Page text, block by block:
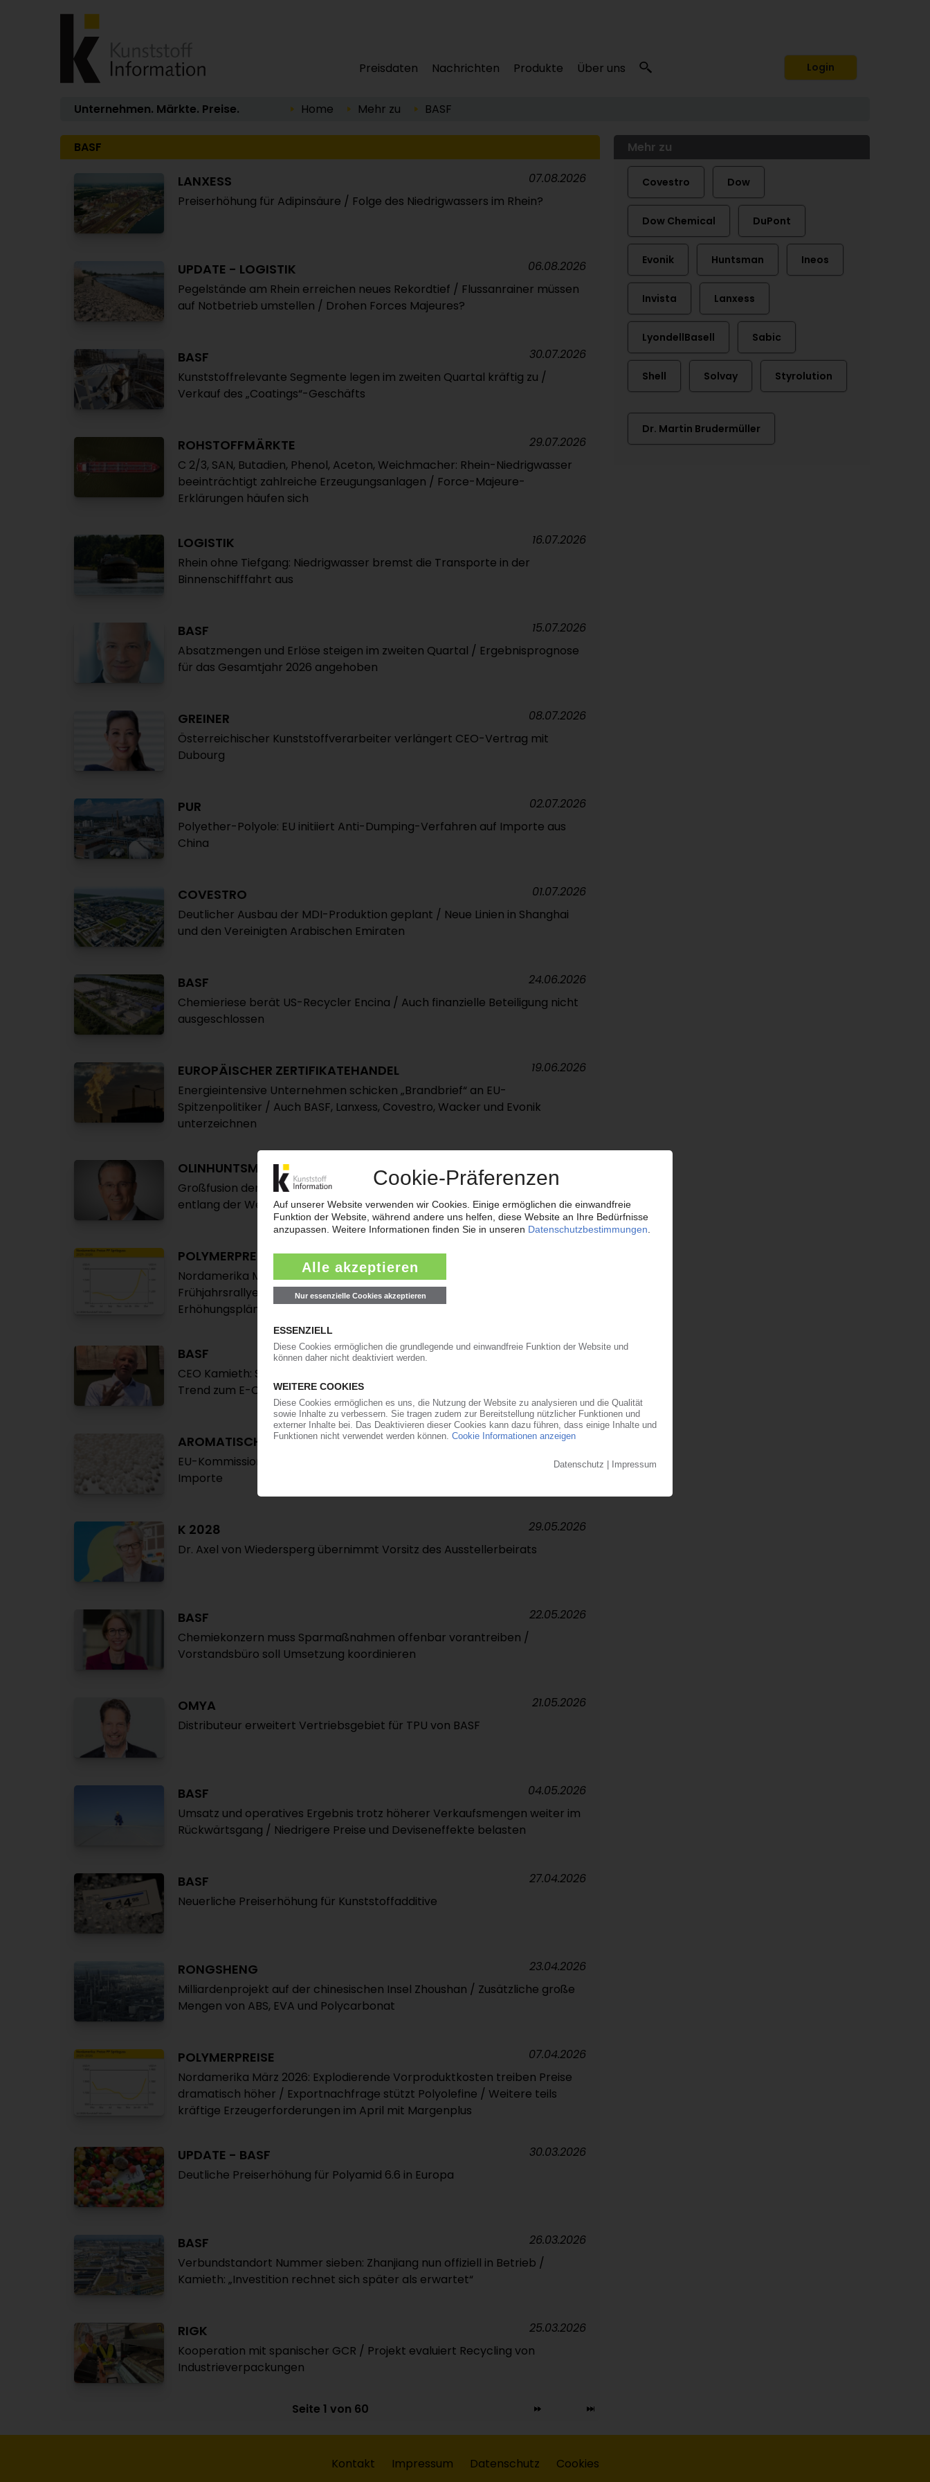
Preisdaten Nachrichten Produkte Über uns Login
Unternehmen. Märkte. Preise. Home Mehr zu BASF
BASF
LANXESS
Preiserhöhung für Adipinsäure / Folge des Niedrigwassers im Rhein?
07.08.2026
UPDATE - LOGISTIK
Pegelstände am Rhein erreichen neues Rekordtief / Flussanrainer müssen
auf Notbetrieb umstellen / Drohen Forces Majeures?
06.08.2026
BASF
Kunststoffrelevante Segmente legen im zweiten Quartal kräftig zu /
Verkauf des „Coatings“-Geschäfts
30.07.2026
ROHSTOFFMÄRKTE
C 2/3, SAN, Butadien, Phenol, Aceton, Weichmacher: Rhein-Niedrigwasser
beeinträchtigt zahlreiche Erzeugungsanlagen / Force-Majeure-
Erklärungen häufen sich
29.07.2026
LOGISTIK
Rhein ohne Tiefgang: Niedrigwasser bremst die Transporte in der
Binnenschifffahrt aus
16.07.2026
BASF
Absatzmengen und Erlöse steigen im zweiten Quartal / Ergebnisprognose
für das Gesamtjahr 2026 angehoben
15.07.2026
GREINER
Österreichischer Kunststoffverarbeiter verlängert CEO-Vertrag mit
Dubourg
08.07.2026
PUR
Polyether-Polyole: EU initiiert Anti-Dumping-Verfahren auf Importe aus
China
02.07.2026
COVESTRO
Deutlicher Ausbau der MDI-Produktion geplant / Neue Linien in Shanghai
und den Vereinigten Arabischen Emiraten
01.07.2026
BASF
Chemieriese berät US-Recycler Encina / Auch finanzielle Beteiligung nicht
ausgeschlossen
24.06.2026
EUROPÄISCHER ZERTIFIKATEHANDEL
Energieintensive Unternehmen schicken „Brandbrief“ an EU-
Spitzenpolitiker / Auch BASF, Lanxess, Covestro, Wacker und Evonik
unterzeichnen
19.06.2026
OLINHUNTSMAN
Großfusion der beiden Chemiekonzerne Huntsman und Olin / Integration
entlang der Wertschöpfungskette
POLYMERPREISE
Nordamerika Mai 2026: Polymermärkte beruhigen sich nach
Frühjahrsrallye / Nachfrage bleibt verhalten, Vorprodukte volatil /
Erhöhungspläne für Juni treffen auf vorsichtige Käufer
BASF
CEO Kamieth: Stellenabbau in Ludwigshafen noch nicht bezifferbar / Kein
Trend zum E-Cracker erwartet
10.06.2026
AROMATISCHE COPOLYESTER
EU-Kommission beginnt mit Anti-Dumping-Untersuchung chinesischer
Importe
05.06.2026
K 2028
Dr. Axel von Wiedersperg übernimmt Vorsitz des Ausstellerbeirats
29.05.2026
BASF
Chemiekonzern muss Sparmaßnahmen offenbar vorantreiben /
Vorstandsbüro soll Umsetzung koordinieren
22.05.2026
OMYA
Distributeur erweitert Vertriebsgebiet für TPU von BASF
21.05.2026
BASF
Umsatz und operatives Ergebnis trotz höherer Verkaufsmengen weiter im
Rückwärtsgang / Niedrigere Preise und Deviseneffekte belasten
04.05.2026
BASF
Neuerliche Preiserhöhung für Kunststoffadditive
27.04.2026
RONGSHENG
Milliardenprojekt auf der chinesischen Insel Zhoushan / Zusätzliche große
Mengen von ABS, EVA und Polycarbonat
23.04.2026
POLYMERPREISE
Nordamerika März 2026: Explodierende Vorproduktkosten treiben Preise
dramatisch höher / Exportnachfrage stützt Polyolefine / Weitere teils
kräftige Erzeugerforderungen im April mit Margenplus
07.04.2026
UPDATE - BASF
Deutliche Preiserhöhung für Polyamid 6.6 in Europa
30.03.2026
BASF
Verbundstandort Nummer sieben: Zhanjiang nun offiziell in Betrieb /
Kamieth: „Investition rechnet sich später als erwartet“
26.03.2026
RIGK
Kooperation mit spanischer GCR / Projekt evaluiert Recycling von
Industrieverpackungen
25.03.2026
Seite 1 von 60
Mehr zu
Covestro Dow
Dow Chemical DuPont
Evonik Huntsman Ineos
Invista Lanxess
LyondellBasell Sabic
Shell Solvay Styrolution
Dr. Martin Brudermüller
Kontakt Impressum Datenschutz Cookies